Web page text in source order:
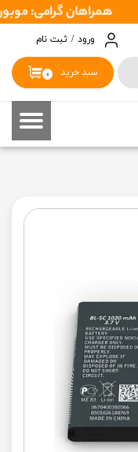
۰ سبد خرید
ورود / ثبت نام
همراهان گرامی: موبوران سفارشات شما را در اسرع وقت (